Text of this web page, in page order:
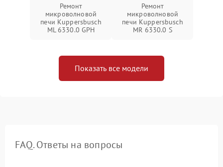
Ремонт
микроволновой
печи Kuppersbusch
ML 6330.0 GPH
Ремонт
микроволновой
печи Kuppersbusch
MR 6330.0 S
Показать все модели
FAQ. Ответы на вопросы